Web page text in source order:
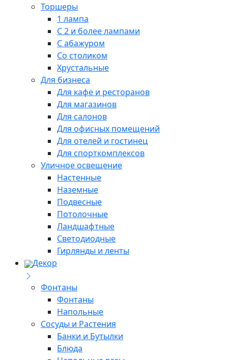
Торшеры
1 лампа
С 2 и более лампами
С абажуром
Со столиком
Хрустальные
Для бизнеса
Для кафе и ресторанов
Для магазинов
Для салонов
Для офисных помещений
Для отелей и гостинец
Для спорткомплексов
Уличное освещение
Настенные
Наземные
Подвесные
Потолочные
Ландшафтные
Светодиодные
Гирлянды и ленты
Декор
Фонтаны
Фонтаны
Напольные
Сосуды и Растения
Банки и Бутылки
Блюда